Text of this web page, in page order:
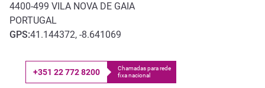
4400-499 VILA NOVA DE GAIA
PORTUGAL
GPS:41.144372, -8.641069
Telefone
+351 22 772 8200
Chamadas para rede
fixa nacional